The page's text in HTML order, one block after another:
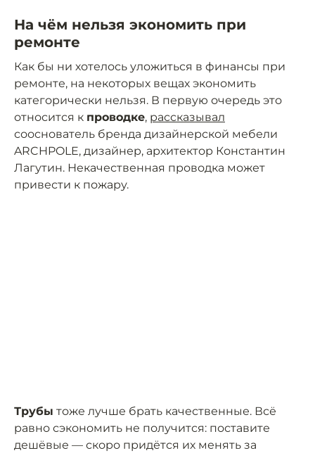
На чём нельзя экономить при
ремонте
Как бы ни хотелось уложиться в финансы при
ремонте, на некоторых вещах экономить
категорически нельзя. В первую очередь это
относится к проводке, рассказывал
сооснователь бренда дизайнерской мебели
ARCHPOLE, дизайнер, архитектор Константин
Лагутин. Некачественная проводка может
привести к пожару.
Трубы тоже лучше брать качественные. Всё
равно сэкономить не получится: поставите
дешёвые — скоро придётся их менять за